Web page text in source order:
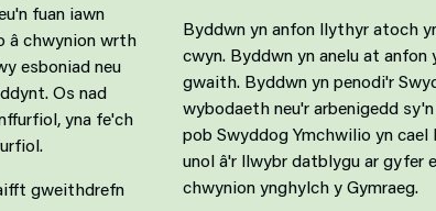
fuan iawn
â chwynion wrth
esboniad neu
Os nad
yna fe'ch
gweithdrefn
Byddwn yn anfon llythyr atoch
cwyn. Byddwn yn anelu at
gwaith. Byddwn yn penodi'r
wybodaeth neu'r arbenigedd
pob Swyddog Ymchwilio yn
unol â'r llwybr datblygu ar gyfer
chwynion ynghylch y Gymraeg.